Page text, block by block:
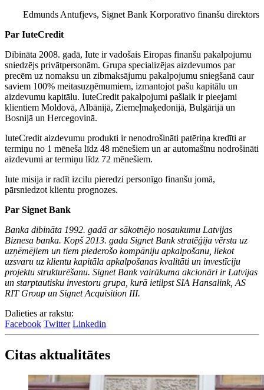
Edmunds Antufjevs, Signet Bank Korporatīvo finanšu direktors
Par IuteCredit
Dibināta 2008. gadā, Iute ir vadošais Eiropas finanšu pakalpojumu
sniedzējs privātpersonām. Grupa specializējas aizdevumos par
precēm uz nomaksu un zibmaksājumu pakalpojumu sniegšanā caur
saviem 100% meitasuzņēmumiem, izmantojot pašu kapitālu un
aizdevumu kapitālu. IuteCredit pakalpojumi pašlaik ir pieejami
klientiem Moldovā, Albānijā, Ziemeļmaķedonijā, Bulgārijā un
Bosnijā un Hercegovinā.
IuteCredit aizdevumu produkti ir nenodrošināti patēriņa kredīti ar
termiņu no 1 mēneša līdz 48 mēnešiem un ar automašīnu nodrošināti
aizdevumi ar termiņu līdz 72 mēnešiem.
Iute misija ir radīt izcilu pieredzi personīgo finanšu jomā,
pārsniedzot klientu prognozes.
Par Signet Bank
Banka dibināta 1992. gadā ar sākotnējo nosaukumu Latvijas
Biznesa banka. Kopš 2013. gada Signet Bank stratēģija vērsta uz
uzņēmējiem un tiem piederošo kompāniju apkalpošanu, liekot
uzsvaru uz klientu kapitāla apkalpošanas kvalitāti un investīciju
projektu strukturēšanu. Signet Bank vairākuma akcionāri ir Latvijas
un starptautisku investoru grupa, kurā ietilpst SIA Hansalink, AS
RIT Group un Signet Acquisition III.
Dalieties ar rakstu:
Facebook Twitter Linkedin
Citas aktualitātes